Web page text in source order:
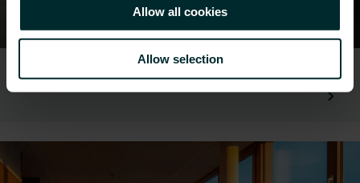
Allow all cookies
Allow selection
Hotele